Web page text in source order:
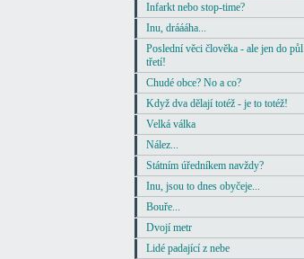
Infarkt nebo stop-time?
Inu, dráááha...
Poslední věci člověka - ale jen do půl
třetí!
Chudé obce? No a co?
Když dva dělají totéž - je to totéž!
Velká válka
Nález...
Státním úředníkem navždy?
Inu, jsou to dnes obyčeje...
Bouře...
Dvojí metr
Lidé padající z nebe